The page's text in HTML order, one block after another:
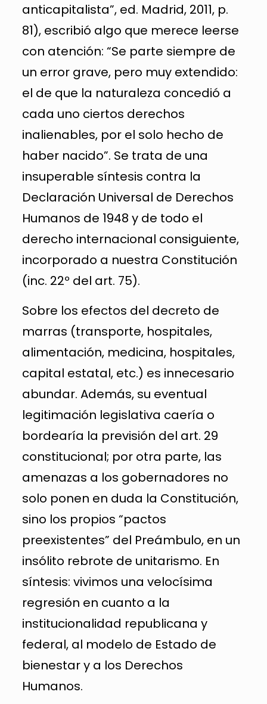
anticapitalista”, ed. Madrid, 2011, p.
81), escribió algo que merece leerse
con atención: “Se parte siempre de
un error grave, pero muy extendido:
el de que la naturaleza concedió a
cada uno ciertos derechos
inalienables, por el solo hecho de
haber nacido”. Se trata de una
insuperable síntesis contra la
Declaración Universal de Derechos
Humanos de 1948 y de todo el
derecho internacional consiguiente,
incorporado a nuestra Constitución
(inc. 22º del art. 75).
Sobre los efectos del decreto de
marras (transporte, hospitales,
alimentación, medicina, hospitales,
capital estatal, etc.) es innecesario
abundar. Además, su eventual
legitimación legislativa caería o
bordearía la previsión del art. 29
constitucional; por otra parte, las
amenazas a los gobernadores no
solo ponen en duda la Constitución,
sino los propios “pactos
preexistentes” del Preámbulo, en un
insólito rebrote de unitarismo. En
síntesis: vivimos una velocísima
regresión en cuanto a la
institucionalidad republicana y
federal, al modelo de Estado de
bienestar y a los Derechos
Humanos.